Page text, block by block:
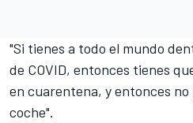
"Si tienes a todo el mundo
de COVID, entonces tienes
en cuarentena, y entonces
coche".